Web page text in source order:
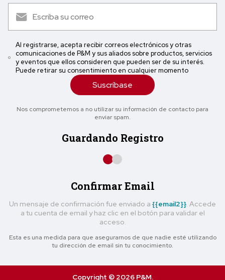
Al registrarse, acepta recibir correos electrónicos y otras
comunicaciones de P&M y sus aliados sobre productos, servicios
y eventos que ellos consideren que pueden ser de su interés.
Puede retirar su consentimiento en cualquier momento
Suscríbase
Nos comprometemos a no utilizar su información de contacto para
enviar spam.
Guardando Registro
Confirmar Email
Un mensaje de confirmación fue enviado a {{email2}}. Accede
a tu cuenta de email y haz clic en el botón para validar el
acceso.
Esta es una medida para que asegurarnos de que nadie esté utilizando
tu dirección de email sin tu conocimiento.
Copyright © 2026 P&M.